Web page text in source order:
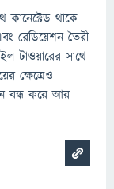
থাকে
রেডিয়েশন তৈরী
টাওয়ারের সাথে
ক্ষেত্রেও
বন্ধ করে আর